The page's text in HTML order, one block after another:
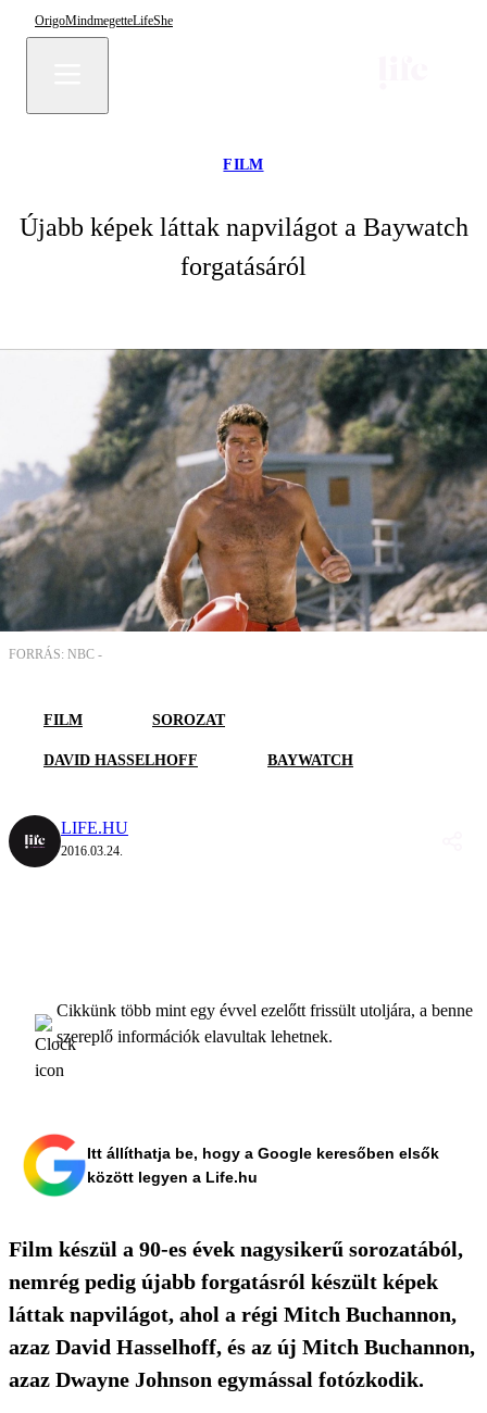
OrigoMindmegetteLifeShe
FILM
Újabb képek láttak napvilágot a Baywatch
forgatásáról
FORRÁS: NBC -
FILM SOROZAT
DAVID HASSELHOFF BAYWATCH
LIFE.HU
2016.03.24.
Cikkünk több mint egy évvel ezelőtt frissült utoljára, a benne
szereplő információk elavultak lehetnek.
Itt állíthatja be, hogy a Google keresőben elsők
között legyen a Life.hu
Film készül a 90-es évek nagysikerű sorozatából,
nemrég pedig újabb forgatásról készült képek
láttak napvilágot, ahol a régi Mitch Buchannon,
azaz David Hasselhoff, és az új Mitch Buchannon,
azaz Dwayne Johnson egymással fotózkodik.